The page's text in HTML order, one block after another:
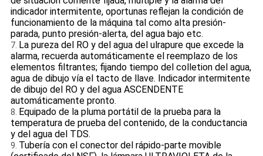
indicador intermitente, oportunas reflejan la condición de
funcionamiento de la máquina tal como alta presión-
parada, punto presión-alerta, del agua bajo etc.
7. La pureza del RO y del agua del ulrapure que excede la
alarma, recuerda automáticamente el reemplazo de los
elementos filtrantes; fijando tiempo del colletion del agua,
agua de dibujo vía el tacto de llave. Indicador intermitente
de dibujo del RO y del agua ASCENDENTE
automáticamente pronto.
8. Equipado de la pluma portátil de la prueba para la
temperatura de prueba del contenido, de la conductancia
y del agua del TDS.
9. Tubería con el conector del rápido-parte movible